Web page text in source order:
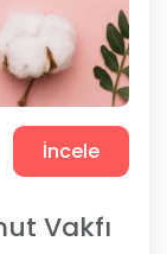
İncele
Vakfı